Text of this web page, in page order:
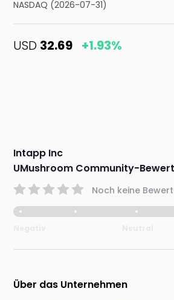
NASDAQ (2026-07-31)
USD 32.69 +1.93%
Intapp Inc
UMushroom Community-
Noch keine
Über das Unternehmen